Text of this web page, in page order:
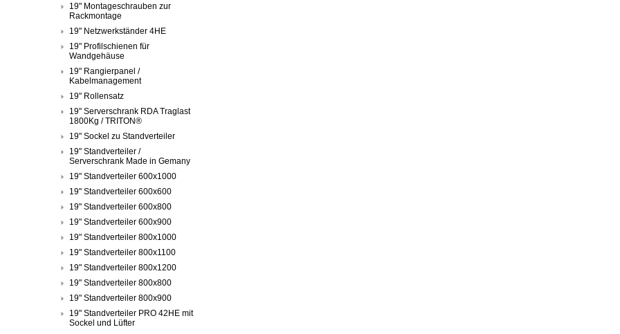
19" Montageschrauben zur
Rackmontage
19" Netzwerkständer 4HE
19" Profilschienen für
Wandgehäuse
19" Rangierpanel /
Kabelmanagement
19" Rollensatz
19" Serverschrank RDA Traglast
1800Kg / TRITON®
19" Sockel zu Standverteiler
19" Standverteiler /
Serverschrank Made in Gemany
19" Standverteiler 600x1000
19" Standverteiler 600x600
19" Standverteiler 600x800
19" Standverteiler 600x900
19" Standverteiler 800x1000
19" Standverteiler 800x1100
19" Standverteiler 800x1200
19" Standverteiler 800x800
19" Standverteiler 800x900
19" Standverteiler PRO 42HE mit
Sockel und Lüfter